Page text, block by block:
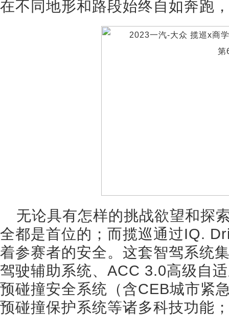
在不同地形和路段始终自如奔跑
无论具有怎样的挑战欲望和探
全都是首位的；而揽巡通过IQ.
着参赛者的安全。这套智驾系统
驾驶辅助系统、ACC 3.0高级自
预碰撞安全系统（含CEB城市紧
预碰撞保护系统等诸多科技功能